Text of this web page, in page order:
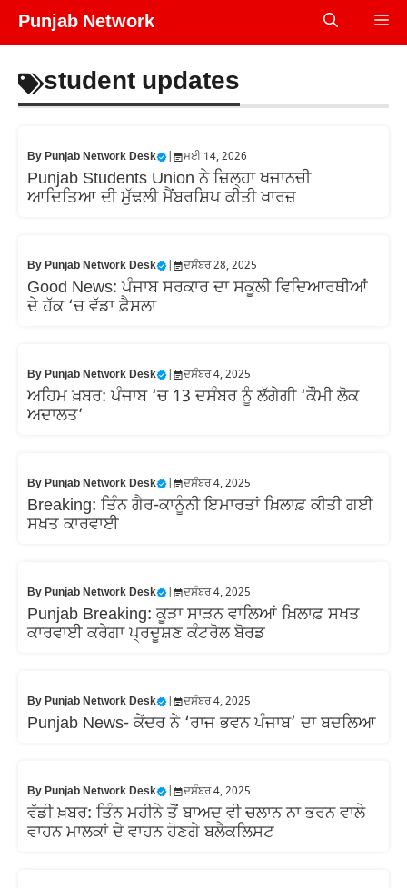
Skip
Punjab Network
student updates
ByPunjab Network Desk ਮਈ 14, 2026
Punjab Students Union ਨੇ ਜ਼ਿਲ੍ਹਾ ਖਜਾਨਚੀ
ਆਦਿਤਿਆ ਦੀ ਮੁੱਢਲੀ ਮੈਂਬਰਸ਼ਿਪ ਕੀਤੀ ਖਾਰਜ਼
ByPunjab Network Desk ਦਸੰਬਰ 28, 2025
Good News: ਪੰਜਾਬ ਸਰਕਾਰ ਦਾ ਸਕੂਲੀ ਵਿਦਿਆਰਥੀਆਂ
ਦੇ ਹੱਕ ‘ਚ ਵੱਡਾ ਫ਼ੈਸਲਾ
ByPunjab Network Desk ਦਸੰਬਰ 4, 2025
ਅਹਿਮ ਖ਼ਬਰ: ਪੰਜਾਬ ‘ਚ 13 ਦਸੰਬਰ ਨੂੰ ਲੱਗੇਗੀ ‘ਕੌਮੀ ਲੋਕ
ਅਦਾਲਤ’
ByPunjab Network Desk ਦਸੰਬਰ 4, 2025
Breaking: ਤਿੰਨ ਗੈਰ-ਕਾਨੂੰਨੀ ਇਮਾਰਤਾਂ ਖ਼ਿਲਾਫ਼ ਕੀਤੀ ਗਈ
ਸਖ਼ਤ ਕਾਰਵਾਈ
ByPunjab Network Desk ਦਸੰਬਰ 4, 2025
Punjab Breaking: ਕੂੜਾ ਸਾੜਨ ਵਾਲਿਆਂ ਖ਼ਿਲਾਫ਼ ਸਖਤ
ਕਾਰਵਾਈ ਕਰੇਗਾ ਪ੍ਰਦੂਸ਼ਣ ਕੰਟਰੋਲ ਬੋਰਡ
ByPunjab Network Desk ਦਸੰਬਰ 4, 2025
Punjab News- ਕੇਂਦਰ ਨੇ ‘ਰਾਜ ਭਵਨ ਪੰਜਾਬ’ ਦਾ ਬਦਲਿਆ
ByPunjab Network Desk ਦਸੰਬਰ 4, 2025
ਵੱਡੀ ਖ਼ਬਰ: ਤਿੰਨ ਮਹੀਨੇ ਤੋਂ ਬਾਅਦ ਵੀ ਚਲਾਨ ਨਾ ਭਰਨ ਵਾਲੇ
ਵਾਹਨ ਮਾਲਕਾਂ ਦੇ ਵਾਹਨ ਹੋਣਗੇ ਬਲੈਕਲਿਸਟ